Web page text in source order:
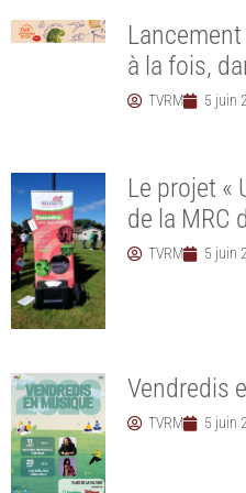
à la fois,
TVRM 5 juin
Le projet «
de la MRC
TVRM 5 juin
Vendredis
TVRM 5 juin